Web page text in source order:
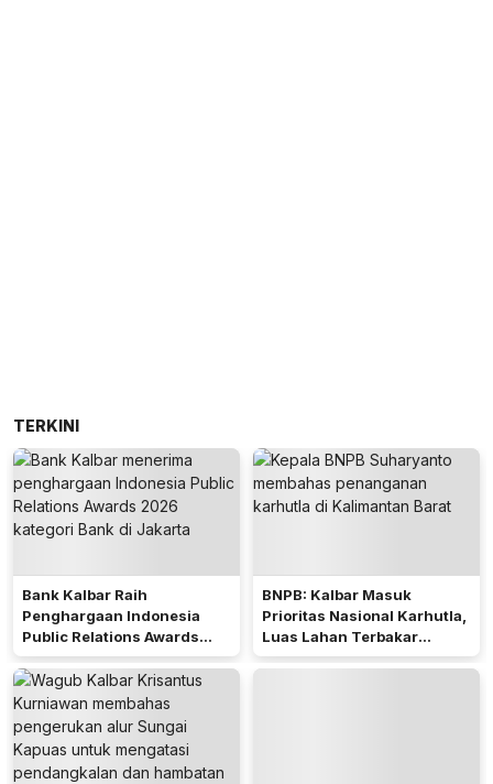
TERKINI
Bank Kalbar Raih
Penghargaan Indonesia
Public Relations Awards
2026
BNPB: Kalbar Masuk
Prioritas Nasional Karhutla,
Luas Lahan Terbakar
Peringkat Keempat